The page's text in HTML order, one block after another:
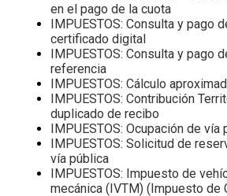
en el pago de la cuota
IMPUESTOS: Consulta y pago
certificado digital
IMPUESTOS: Consulta y pago
referencia
IMPUESTOS: Cálculo
IMPUESTOS: Contribución
duplicado de recibo
IMPUESTOS: Ocupación de vía
IMPUESTOS: Solicitud de
vía pública
IMPUESTOS: Impuesto de
mecánica (IVTM) (Impuesto de